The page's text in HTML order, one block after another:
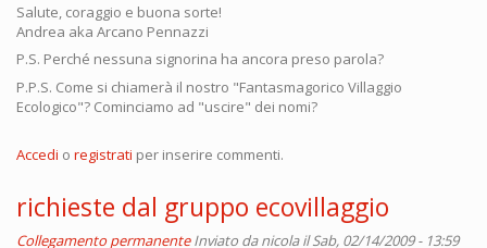
Salute, coraggio e buona sorte!
Andrea aka Arcano Pennazzi
P.S. Perché nessuna signorina ha ancora preso parola?
P.P.S. Come si chiamerà il nostro "Fantasmagorico Villaggio
Ecologico"? Cominciamo ad "uscire" dei nomi?
Accedi o registrati per inserire commenti.
richieste dal gruppo ecovillaggio
Collegamento permanente Inviato danicolail Sab, 02/14/2009 - 13:59